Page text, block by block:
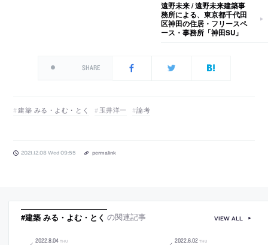
遠野未来 / 遠野未来建築事
務所による、東京都千代田
区神田の住居・フリースペ
ース・事務所「神田SU」
SHARE
建築 みる・よむ・とく 玉井洋一 論考
2021.12.08 Wed 09:55 permalink
#建築 みる・よむ・とく の関連記事
2022.8.04 THU 2022.6.02 THU
VIEW ALL